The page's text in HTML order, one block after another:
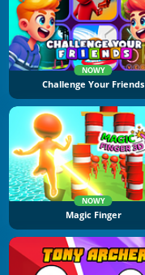
NOWY
Challenge Your Friends
NOWY
Magic Finger